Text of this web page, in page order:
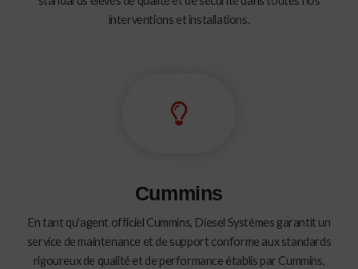
interventions et installations.
Cummins
En tant qu'agent officiel Cummins, Diesel Systèmes garantit un
service de maintenance et de support conforme aux standards
rigoureux de qualité et de performance établis par Cummins,